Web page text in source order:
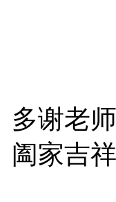
多谢老
阖家吉